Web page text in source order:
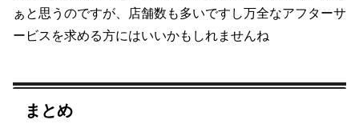
ぁと思うのですが、店舗数も多いですし万全なアフターサ
ービスを求める方にはいいかもしれませんね
まとめ